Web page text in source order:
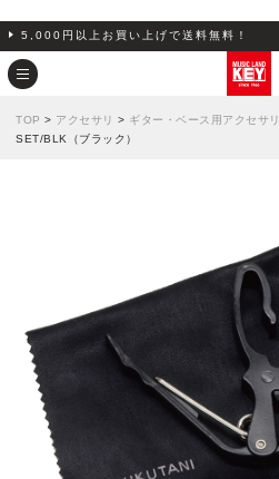
5,000円以上お買い上げで送料無料！
TOP > アクセサリ > ギター・ベース用アクセサリ
SET/BLK（ブラック）